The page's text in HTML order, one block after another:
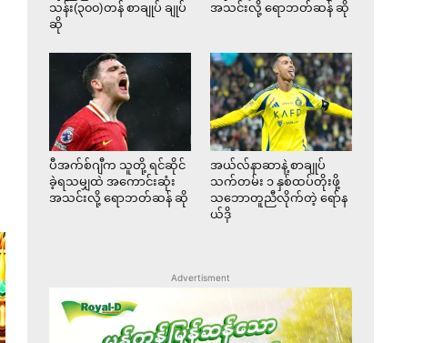
သန်း(၃၀၀)တန် စာချုပ် ချုပ်
ဆို
အသင်းလို့ ရောဘတ်ဆန် ဆို
ပီအက်စ်ဂျီက သူတို့ ရင်ဆိုင်
ခဲ့ရသမျှထဲ အကောင်းဆုံး
အသင်းလို့ ရောဘတ်ဆန် ဆို
အယ်လ်နာဆာနဲ့ စာချုပ်
သက်တမ်း ၁ နှစ်ထပ်တိုးဖို့
သဘောတူညီလိုက်တဲ့ ရော်န
ယ်ဒို
Advertisment